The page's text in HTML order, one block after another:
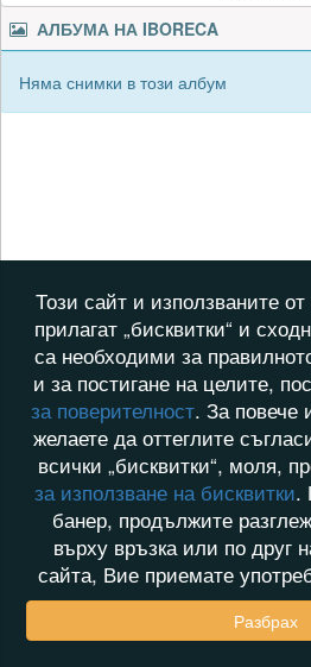
АЛБУМА НА IBORECA
Няма снимки в този албум
Този сайт и използваните
прилагат „бисквитки“ и
са необходими за
и за постигане на целите,
за поверителност. За повече
желаете да оттеглите
всички „бисквитки“, моля,
за използване на бисквитки.
банер, продължите
върху връзка или по друг
сайта, Вие приемате
Разбрах